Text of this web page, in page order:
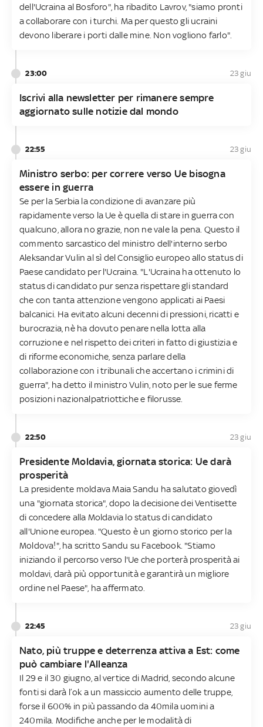
dell'Ucraina al Bosforo", ha ribadito Lavrov, "siamo pronti
a collaborare con i turchi. Ma per questo gli ucraini
devono liberare i porti dalle mine. Non vogliono farlo".
23:00 23 giu
Iscrivi alla newsletter per rimanere sempre
aggiornato sulle notizie dal mondo
22:55 23 giu
Ministro serbo: per correre verso Ue bisogna
essere in guerra
Se per la Serbia la condizione di avanzare più
rapidamente verso la Ue è quella di stare in guerra con
qualcuno, allora no grazie, non ne vale la pena. Questo il
commento sarcastico del ministro dell'interno serbo
Aleksandar Vulin al sì del Consiglio europeo allo status di
Paese candidato per l'Ucraina. "L'Ucraina ha ottenuto lo
status di candidato pur senza rispettare gli standard
che con tanta attenzione vengono applicati ai Paesi
balcanici. Ha evitato alcuni decenni di pressioni, ricatti e
burocrazia, nè ha dovuto penare nella lotta alla
corruzione e nel rispetto dei criteri in fatto di giustizia e
di riforme economiche, senza parlare della
collaborazione con i tribunali che accertano i crimini di
guerra", ha detto il ministro Vulin, noto per le sue ferme
posizioni nazionalpatriottiche e filorusse.
22:50 23 giu
Presidente Moldavia, giornata storica: Ue darà
prosperità
La presidente moldava Maia Sandu ha salutato giovedì
una "giornata storica", dopo la decisione dei Ventisette
di concedere alla Moldavia lo status di candidato
all'Unione europea. "Questo è un giorno storico per la
Moldova!", ha scritto Sandu su Facebook. "Stiamo
iniziando il percorso verso l'Ue che porterà prosperità ai
moldavi, darà più opportunità e garantirà un migliore
ordine nel Paese", ha affermato.
22:45 23 giu
Nato, più truppe e deterrenza attiva a Est: come
può cambiare l'Alleanza
Il 29 e il 30 giugno, al vertice di Madrid, secondo alcune
fonti si darà l’ok a un massiccio aumento delle truppe,
forse il 600% in più passando da 40mila uomini a
240mila. Modifiche anche per le modalità di